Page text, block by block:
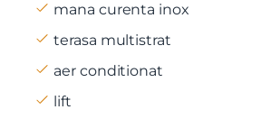
mana curenta inox
terasa multistrat
aer conditionat
lift
cu caracter personal